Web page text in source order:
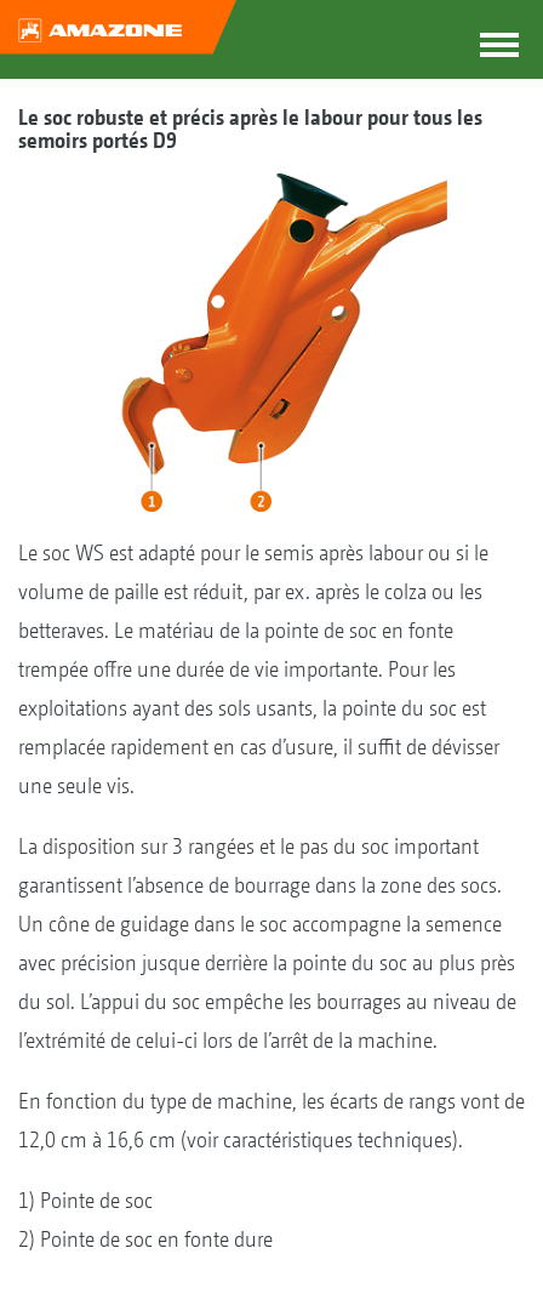
Le soc robuste et précis après le labour pour tous les
semoirs portés D9
Le soc WS est adapté pour le semis après labour ou si le
volume de paille est réduit, par ex. après le colza ou les
betteraves. Le matériau de la pointe de soc en fonte
trempée offre une durée de vie importante. Pour les
exploitations ayant des sols usants, la pointe du soc est
remplacée rapidement en cas d’usure, il suffit de dévisser
une seule vis.
La disposition sur 3 rangées et le pas du soc important
garantissent l’absence de bourrage dans la zone des socs.
Un cône de guidage dans le soc accompagne la semence
avec précision jusque derrière la pointe du soc au plus près
du sol. L’appui du soc empêche les bourrages au niveau de
l’extrémité de celui-ci lors de l’arrêt de la machine.
En fonction du type de machine, les écarts de rangs vont de
12,0 cm à 16,6 cm (voir caractéristiques techniques).
1) Pointe de soc
2) Pointe de soc en fonte dure